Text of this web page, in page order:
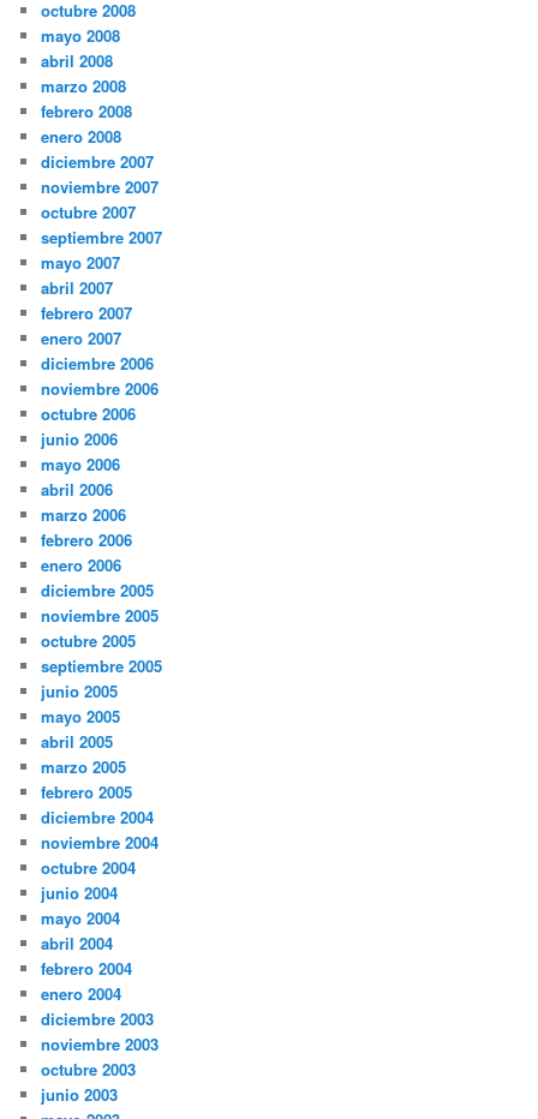
octubre 2008
mayo 2008
abril 2008
marzo 2008
febrero 2008
enero 2008
diciembre 2007
noviembre 2007
octubre 2007
septiembre 2007
mayo 2007
abril 2007
febrero 2007
enero 2007
diciembre 2006
noviembre 2006
octubre 2006
junio 2006
mayo 2006
abril 2006
marzo 2006
febrero 2006
enero 2006
diciembre 2005
noviembre 2005
octubre 2005
septiembre 2005
junio 2005
mayo 2005
abril 2005
marzo 2005
febrero 2005
diciembre 2004
noviembre 2004
octubre 2004
junio 2004
mayo 2004
abril 2004
febrero 2004
enero 2004
diciembre 2003
noviembre 2003
octubre 2003
junio 2003